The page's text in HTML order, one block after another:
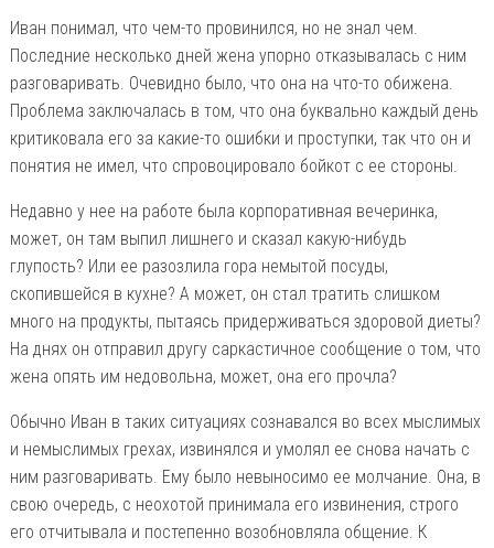
Иван понимал, что чем-то провинился, но не знал чем.
Последние несколько дней жена упорно отказывалась с ним
разговаривать. Очевидно было, что она на что-то обижена.
Проблема заключалась в том, что она буквально каждый день
критиковала его за какие-то ошибки и проступки, так что он и
понятия не имел, что спровоцировало бойкот с ее стороны.
Недавно у нее на работе была корпоративная вечеринка,
может, он там выпил лишнего и сказал какую-нибудь
глупость? Или ее разозлила гора немытой посуды,
скопившейся в кухне? А может, он стал тратить слишком
много на продукты, пытаясь придерживаться здоровой диеты?
На днях он отправил другу саркастичное сообщение о том, что
жена опять им недовольна, может, она его прочла?
Обычно Иван в таких ситуациях сознавался во всех мыслимых
и немыслимых грехах, извинялся и умолял ее снова начать с
ним разговаривать. Ему было невыносимо ее молчание. Она, в
свою очередь, с неохотой принимала его извинения, строго
его отчитывала и постепенно возобновляла общение. К